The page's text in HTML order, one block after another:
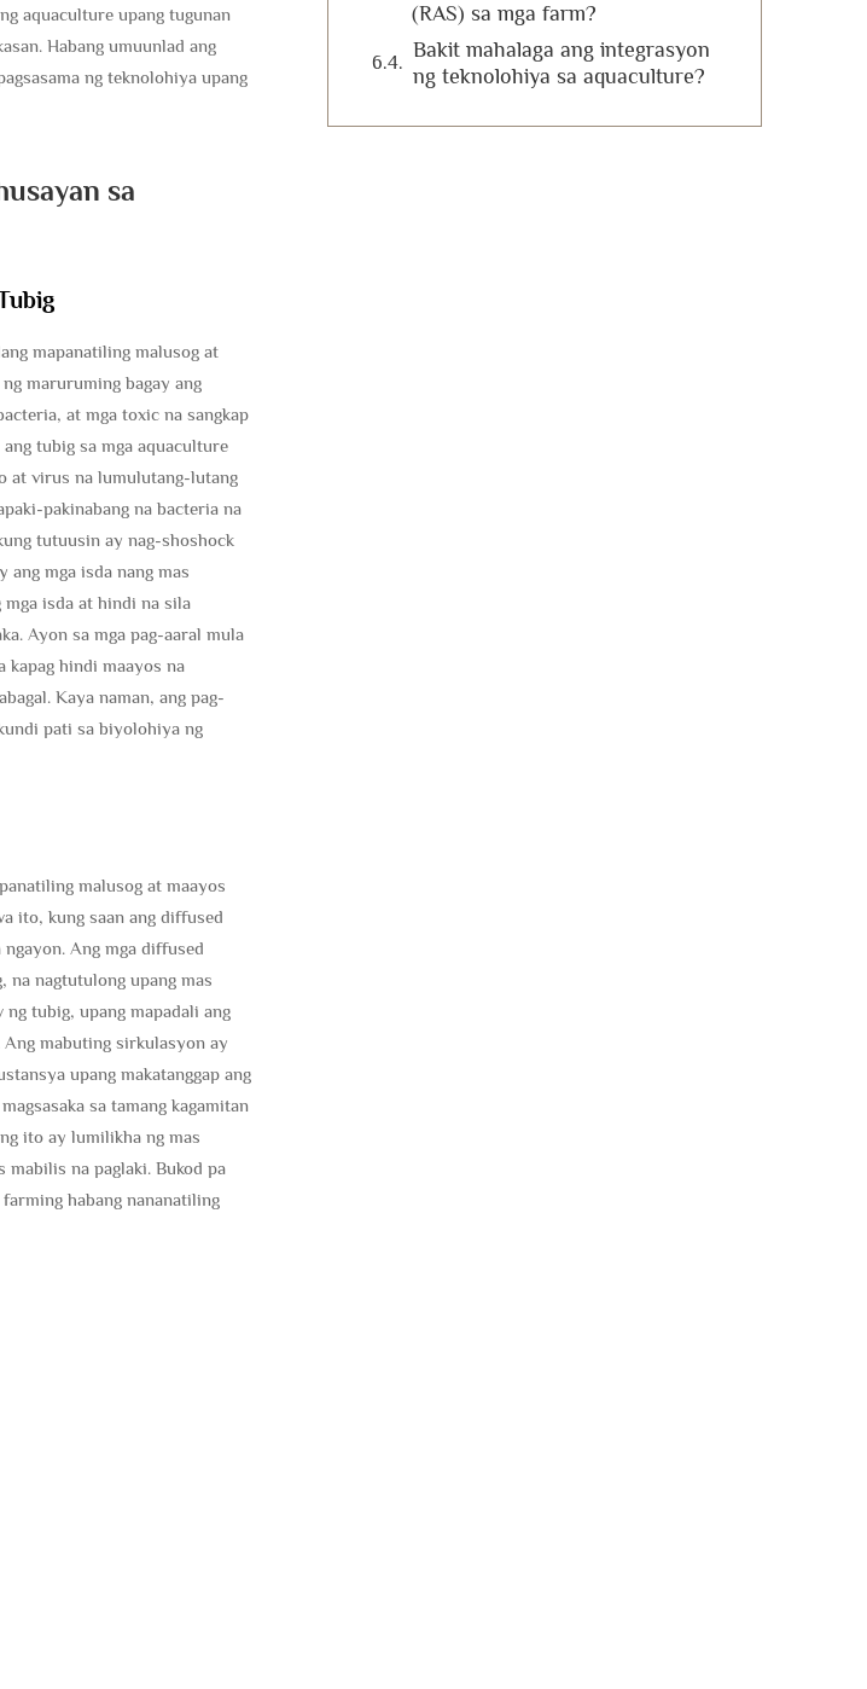
aquaculture upang tugunan
Habang umuunlad ang
ng teknolohiya upang
sa
mapanatiling malusog at
maruruming bagay ang
at mga toxic na sangkap
tubig sa mga aquaculture
at virus na lumulutang-lutang
pakinabang na bacteria na
tutuusin ay nag-shoshock
mga isda nang mas
mga isda at hindi na sila
Ayon sa mga pag-aaral mula
kapag hindi maayos na
Kaya naman, ang pag-
pati sa biyolohiya ng
malusog at maayos
ito, kung saan ang diffused
Ang mga diffused
na nagtutulong upang mas
tubig, upang mapadali ang
mabuting sirkulasyon ay
upang makatanggap ang
sa tamang kagamitan
ito ay lumilikha ng mas
mabilis na paglaki. Bukod pa
habang nananatiling
(RAS) sa mga farm?
Bakit mahalaga ang integrasyon
ng teknolohiya sa aquaculture?